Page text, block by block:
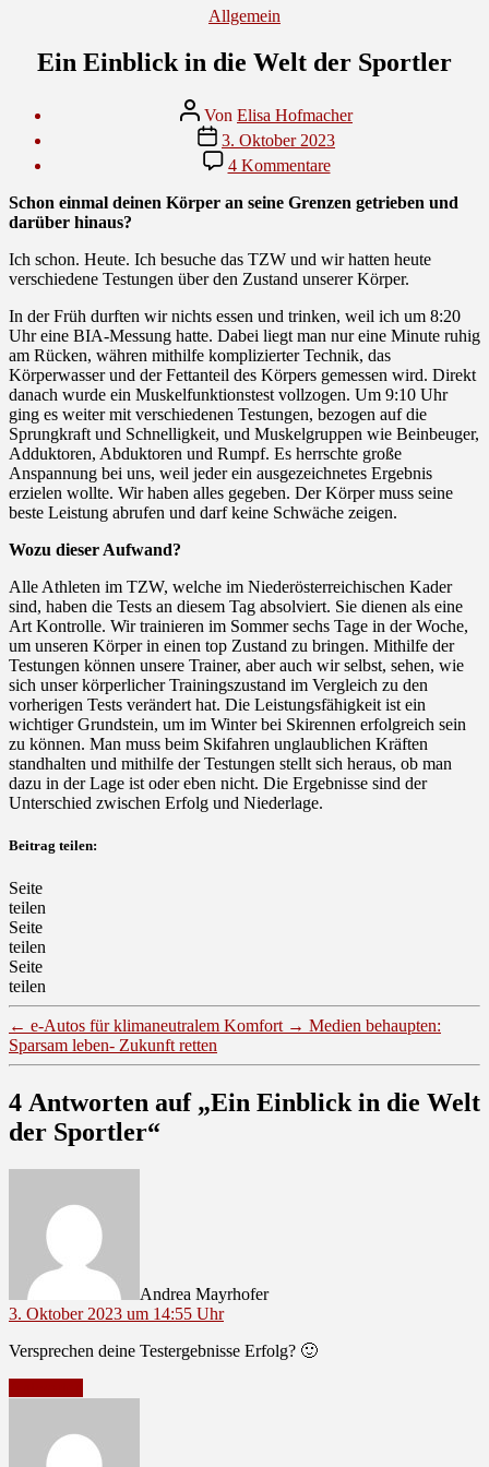
Kategorien
Allgemein
Ein Einblick in die Welt der Sportler
Beitragsautor
Von Elisa Hofmacher
Veröffentlichungsdatum
3. Oktober 2023
4 Kommentarezu
Ein
Einblick
Welt
der
Schon einmal deinen Körper an seine Grenzen getrieben und
darüber hinaus?
Ich schon. Heute. Ich besuche das TZW und wir hatten heute
verschiedene Testungen über den Zustand unserer Körper.
In der Früh durften wir nichts essen und trinken, weil ich um 8:20
Uhr eine BIA-Messung hatte. Dabei liegt man nur eine Minute ruhig
am Rücken, währen mithilfe komplizierter Technik, das
Körperwasser und der Fettanteil des Körpers gemessen wird. Direkt
danach wurde ein Muskelfunktionstest vollzogen. Um 9:10 Uhr
ging es weiter mit verschiedenen Testungen, bezogen auf die
Sprungkraft und Schnelligkeit, und Muskelgruppen wie Beinbeuger,
Adduktoren, Abduktoren und Rumpf. Es herrschte große
Anspannung bei uns, weil jeder ein ausgezeichnetes Ergebnis
erzielen wollte. Wir haben alles gegeben. Der Körper muss seine
beste Leistung abrufen und darf keine Schwäche zeigen.
Wozu dieser Aufwand?
Alle Athleten im TZW, welche im Niederösterreichischen Kader
sind, haben die Tests an diesem Tag absolviert. Sie dienen als eine
Art Kontrolle. Wir trainieren im Sommer sechs Tage in der Woche,
um unseren Körper in einen top Zustand zu bringen. Mithilfe der
Testungen können unsere Trainer, aber auch wir selbst, sehen, wie
sich unser körperlicher Trainingszustand im Vergleich zu den
vorherigen Tests verändert hat. Die Leistungsfähigkeit ist ein
wichtiger Grundstein, um im Winter bei Skirennen erfolgreich sein
zu können. Man muss beim Skifahren unglaublichen Kräften
standhalten und mithilfe der Testungen stellt sich heraus, ob man
dazu in der Lage ist oder eben nicht. Die Ergebnisse sind der
Unterschied zwischen Erfolg und Niederlage.
Beitrag teilen:
Seite
teilen
Seite
teilen
Seite
teilen
← e-Autos für klimaneutralem Komfort → Medien behaupten:
Sparsam leben- Zukunft retten
4 Antworten auf „Ein Einblick in die Welt
der Sportler“
Andrea Mayrhofer
3. Oktober 2023 um 14:55 Uhr
Versprechen deine Testergebnisse Erfolg? 🙂